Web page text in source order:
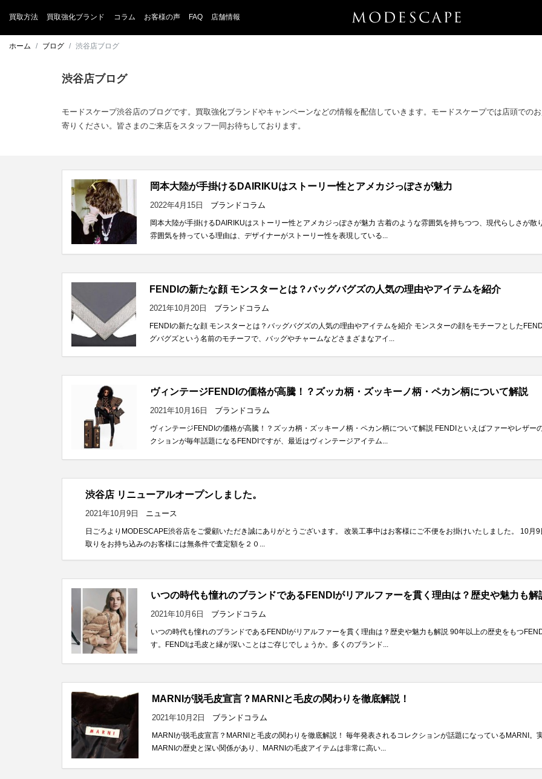
買取方法 買取強化ブランド コラム お客様の声 FAQ 店舗情報
ホーム ブログ 渋谷店ブログ
渋谷店ブログ
モードスケープ渋谷店のブログです。買取強化ブランドやキャンペーンなどの情報を配信していきます。モードスケープでは店頭での
寄りください。皆さまのご来店をスタッフ一同お待ちしております。
岡本大陸が手掛けるDAIRIKUはストーリー性とアメカジっぽさが魅力
2022年4月15日 ブランドコラム
岡本大陸が手掛けるDAIRIKUはストーリー性とアメカジっぽさが魅力 古着のような雰囲気を持ちつつ、現代らしさが
雰囲気を持っている理由は、デザイナーがストーリー性を表現している...
FENDIの新たな顔 モンスターとは？バッグバグズの人気の理由やアイテムを紹介
2021年10月20日 ブランドコラム
FENDIの新たな顔 モンスターとは？バッグバグズの人気の理由やアイテムを紹介 モンスターの顔をモチーフとした
グバグズという名前のモチーフで、バッグやチャームなどさまざまなアイ...
ヴィンテージFENDIの価格が高騰！？ズッカ柄・ズッキーノ柄・ペカン柄について解説
2021年10月16日 ブランドコラム
ヴィンテージFENDIの価格が高騰！？ズッカ柄・ズッキーノ柄・ペカン柄について解説 FENDIといえばファーやレザ
クションが毎年話題になるFENDIですが、最近はヴィンテージアイテム...
渋谷店 リニューアルオープンしました。
2021年10月9日 ニュース
日ごろよりMODESCAPE渋谷店をご愛顧いただき誠にありがとうございます。 改装工事中はお客様にご不便をお掛けいたしました。 10
取りをお持ち込みのお客様には無条件で査定額を２０...
いつの時代も憧れのブランドであるFENDIがリアルファーを貫く理由は？歴史や魅力も解
2021年10月6日 ブランドコラム
いつの時代も憧れのブランドであるFENDIがリアルファーを貫く理由は？歴史や魅力も解説 90年以上の歴史をもつ
す。FENDIは毛皮と縁が深いことはご存じでしょうか。多くのブランド...
MARNIが脱毛皮宣言？MARNIと毛皮の関わりを徹底解説！
2021年10月2日 ブランドコラム
MARNIが脱毛皮宣言？MARNIと毛皮の関わりを徹底解説！ 毎年発表されるコレクションが話題になっているMARNI
MARNIの歴史と深い関係があり、MARNIの毛皮アイテムは非常に高い...